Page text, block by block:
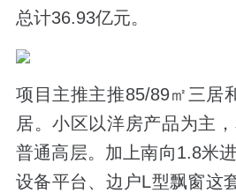
总计36.93亿元。
项目主推主推85/89㎡三居
居。小区以洋房产品为主
普通高层。加上南向1.8米
设备平台、边户L型飘窗这